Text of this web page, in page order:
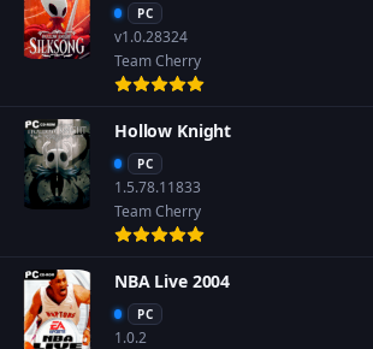
PC
v1.0.28324
Team Cherry
Hollow Knight
PC
1.5.78.11833
Team Cherry
NBA Live 2004
PC
1.0.2